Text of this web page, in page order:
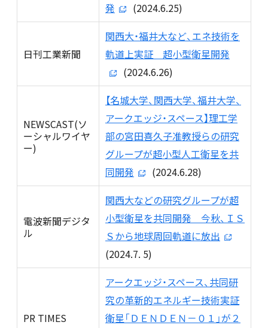
発
(2024.6.25)
日刊工業新聞
関西大・福井大など、エネ技術を
軌道上実証 超小型衛星開発
(2024.6.26)
NEWSCAST(ソ
ーシャルワイヤ
ー)
【名城大学、関西大学、福井大学、
アークエッジ・スペース】理工学
部の宮田喜久子准教授らの研究
グループが超小型人工衛星を共
同開発
(2024.6.28)
電波新聞デジタ
ル
関西大などの研究グループが超
小型衛星を共同開発 今秋、ＩＳ
Ｓから地球周回軌道に放出
(2024.7. 5)
PR TIMES
アークエッジ・スペース、共同研
究の革新的エネルギー技術実証
衛星「ＤＥＮＤＥＮ－０１」が２